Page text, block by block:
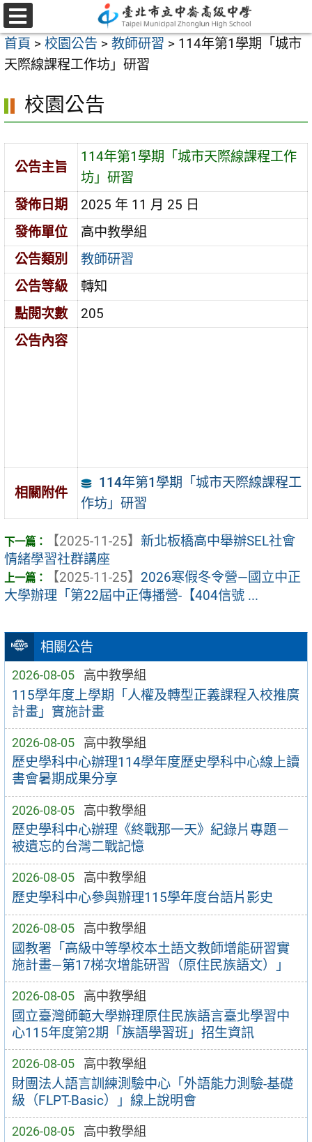
跳
至
主
要
容
選
單
首頁 > 校園公告 > 教師研習 > 114年第1學期「城市
天際線課程工作坊」研習
相關公告
2026-08-05 高中教學組
115學年度上學期「人權及轉型正義課程入校推廣
計畫」實施計畫
2026-08-05 高中教學組
歷史學科中心辦理114學年度歷史學科中心線上讀
書會暑期成果分享
2026-08-05 高中教學組
歷史學科中心辦理《終戰那一天》紀錄片專題－
被遺忘的台灣二戰記憶
2026-08-05 高中教學組
歷史學科中心參與辦理115學年度台語片影史
2026-08-05 高中教學組
國教署「高級中等學校本土語文教師增能研習實
施計畫—第17梯次增能研習（原住民族語文）」
2026-08-05 高中教學組
國立臺灣師範大學辦理原住民族語言臺北學習中
心115年度第2期「族語學習班」招生資訊
2026-08-05 高中教學組
財團法人語言訓練測驗中心「外語能力測驗-基礎
級（FLPT-Basic）」線上說明會
2026-08-05 高中教學組
校園公告
公告主旨
114年第1學期「城市天際線課程工作
坊」研習
發佈日期
2025 年 11 月 25 日
發佈單位
高中教學組
公告類別
教師研習
公告等級
轉知
點閱次數
205
公告內容
相關附件
114年第1學期「城市天際線課程工
作坊」研習
【2025-11-25】 新北板橋高中舉辦SEL社會
情緒學習社群講座
【2025-11-25】 2026寒假冬令營—國立中正
大學辦理「第22屆中正傳播營-【404信號 ...